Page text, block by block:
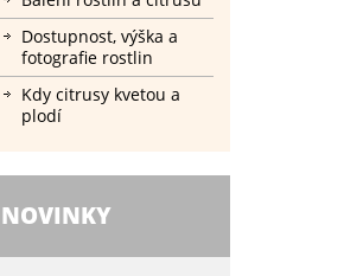
Dostupnost, výška a
fotografie rostlin
Kdy citrusy kvetou a
plodí
NOVINKY